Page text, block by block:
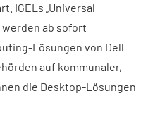
IGELs „Universal
ab sofort
Lösungen von Dell
auf kommunaler,
die Desktop-Lösungen